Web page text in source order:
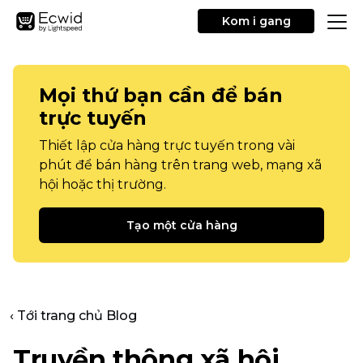
Kom i gang
Mọi thứ bạn cần để bán
trực tuyến
Thiết lập cửa hàng trực tuyến trong vài
phút để bán hàng trên trang web, mạng xã
hội hoặc thị trường.
Tạo một cửa hàng
‹ Tới trang chủ Blog